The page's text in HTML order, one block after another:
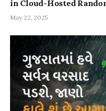
in Cloud-Hosted
May 22, 2025